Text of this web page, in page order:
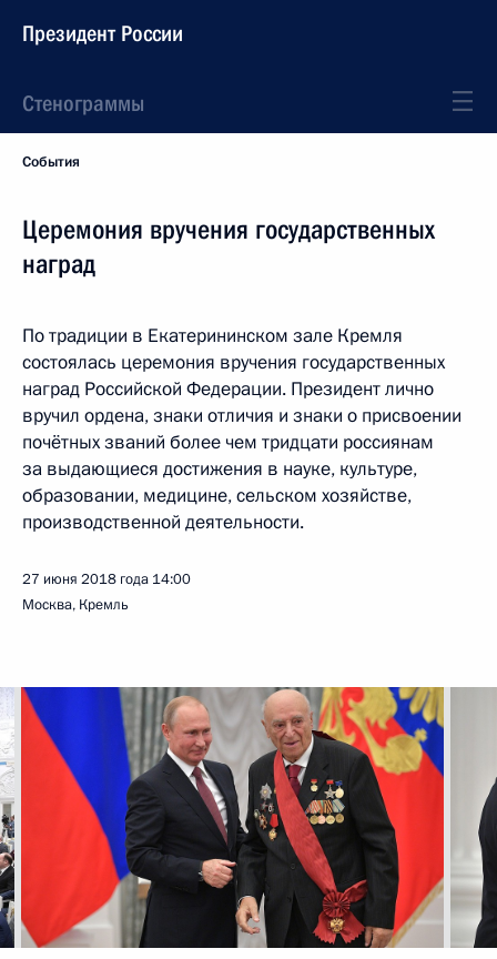
Президент России
Стенограммы
События
Церемония вручения государственных
наград
По традиции в Екатерининском зале Кремля
состоялась церемония вручения государственных
наград Российской Федерации. Президент лично
вручил ордена, знаки отличия и знаки о присвоении
почётных званий более чем тридцати россиянам
за выдающиеся достижения в науке, культуре,
образовании, медицине, сельском хозяйстве,
производственной деятельности.
27 июня 2018 года 14:00
Москва, Кремль